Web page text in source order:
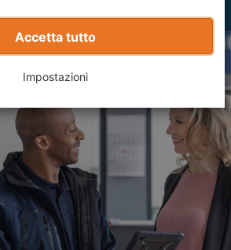
Accetta tutto
Impostazioni